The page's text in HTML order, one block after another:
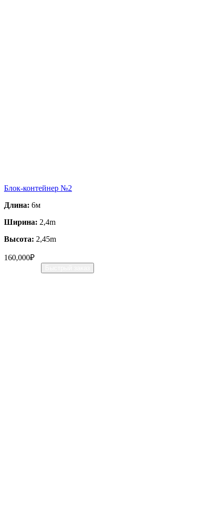
Блок-контейнер №2
Длина: 6м
Ширина: 2,4m
Высота: 2,45m
160,000₽